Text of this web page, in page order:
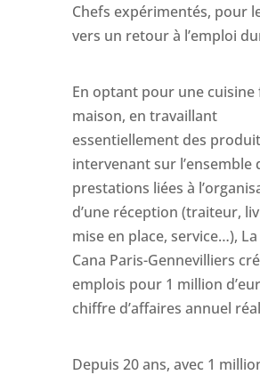
Chefs expérimentés, pour
vers un retour à l’emploi
En optant pour une cuisine
maison, en travaillant
essentiellement des
intervenant sur l’ensemble
prestations liées à
d’une réception (traiteur,
mise en place, service…),
Cana Paris-Gennevilliers
emplois pour 1 million
chiffre d’affaires annuel
Depuis 20 ans, avec 1